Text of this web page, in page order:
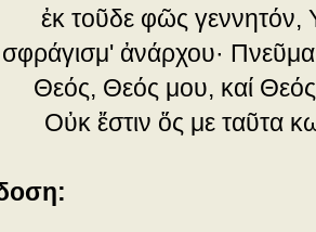
ἐκ τοῦδε φῶς γεννητόν,
σφράγισμ' ἀνάρχου·
Θεός, Θεός μου, καί
Οὐκ ἔστιν ὅς με ταῦτα